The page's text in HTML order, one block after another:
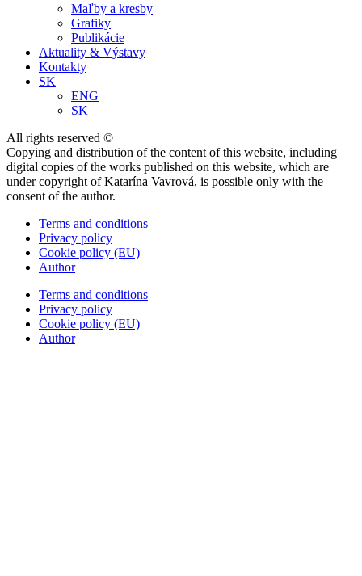
Maľby a kresby
Grafiky
Publikácie
Aktuality & Výstavy
Kontakty
SK
ENG
SK
All rights reserved ©
Copying and distribution of the content of this website, including
digital copies of the works published on this website, which are
under copyright of Katarína Vavrová, is possible only with the
consent of the author.
Terms and conditions
Privacy policy
Cookie policy (EU)
Author
Terms and conditions
Privacy policy
Cookie policy (EU)
Author